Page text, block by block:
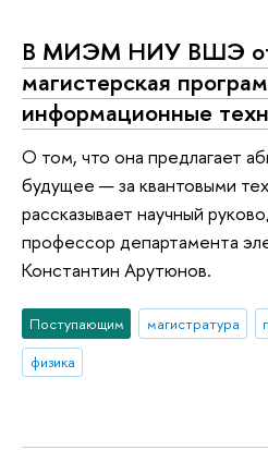
В МИЭМ НИУ ВШЭ
магистерская
информационные
О том, что она предлагает
будущее — за квантовыми
рассказывает научный
профессор департамента
Константин Арутюнов.
Поступающим магистратура
физика